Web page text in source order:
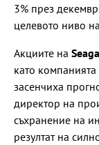
3% през
целевото ниво
Акциите на
като
засенчиха
директор на
съхранение на
резултат на